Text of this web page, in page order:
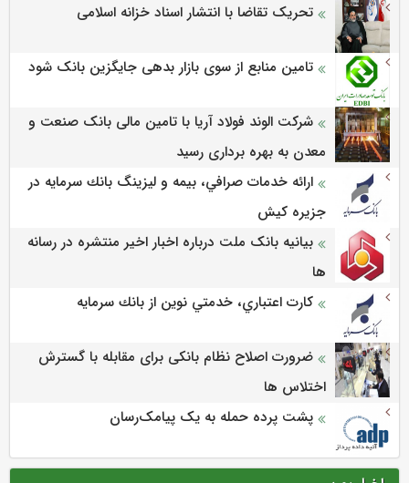
تحریک تقاضا با انتشار اسناد خزانه اسلامی
تامین منابع از سوی بازار بدهی جایگزین بانک شود
شرکت الوند فولاد آریا با تامین مالی بانک صنعت و
معدن به بهره برداری رسید
ارائه خدمات صرافي، بيمه و ليزينگ بانك سرمايه در
جزيره كيش
بیانیه بانک ملت درباره اخبار اخیر منتشره در رسانه
ها
كارت اعتباري، خدمتي نوين از بانك سرمايه
ضرورت اصلاح نظام بانکی برای مقابله با گسترش
اختلاس ها
پشت پرده حمله به یک پیامک‌رسان